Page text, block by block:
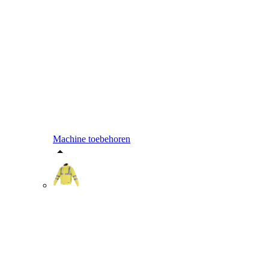
Machine toebehoren